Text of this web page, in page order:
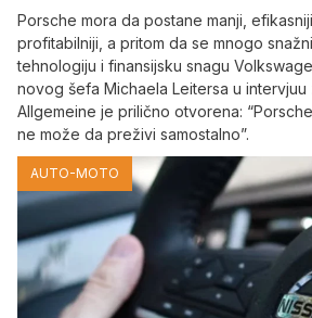
Porsche mora da postane manji,
profitabilniji, a pritom da se mnogo
tehnologiju i finansijsku snagu
novog šefa Michaela Leitersa u intervjuu
Allgemeine je prilično otvorena:
ne može da preživi samostalno”.
AUTO-MOTO